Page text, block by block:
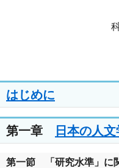
はじめに
第一章 日本の人
第一節 「研究水準」に